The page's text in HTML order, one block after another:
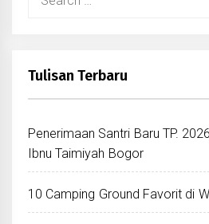
Tulisan Terbaru
Penerimaan Santri Baru TP.
Ibnu Taimiyah Bogor
10 Camping Ground Favorit di